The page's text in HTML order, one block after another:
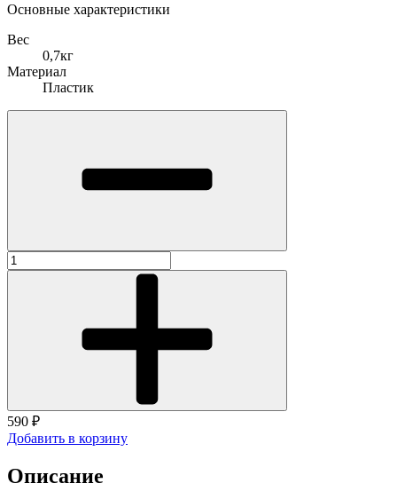
Основные характеристики
Вес
0,7кг
Материал
Пластик
590 ₽
Добавить в корзину
Описание